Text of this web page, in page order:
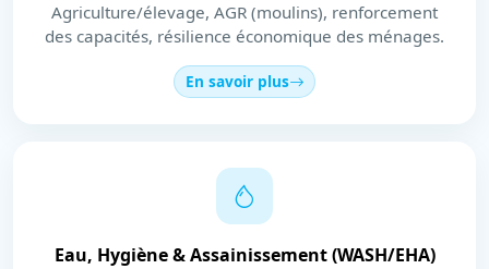
Agriculture/élevage, AGR (moulins), renforcement
des capacités, résilience économique des ménages.
En savoir plus
Eau, Hygiène & Assainissement (WASH/EHA)